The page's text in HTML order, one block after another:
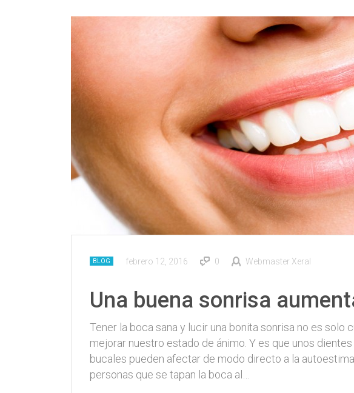
BLOG febrero 12, 2016 0 Webmaster Xeral
Una buena sonrisa
Tener la boca sana y lucir una bonita sonrisa no es solo
mejorar nuestro estado de ánimo. Y es que unos
bucales pueden afectar de modo directo a la
personas que se tapan la boca al…